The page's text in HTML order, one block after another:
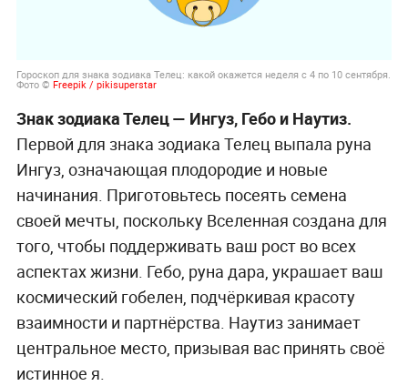
Гороскоп для знака зодиака Телец: какой окажется неделя с 4 по 10 сентября.
Фото © Freepik / pikisuperstar
Знак зодиака Телец— Ингуз, Гебо и Наутиз.
Первой для знака зодиака Телец выпала руна
Ингуз, означающая плодородие и новые
начинания. Приготовьтесь посеять семена
своей мечты, поскольку Вселенная создана для
того, чтобы поддерживать ваш рост во всех
аспектах жизни. Гебо, руна дара, украшает ваш
космический гобелен, подчёркивая красоту
взаимности и партнёрства. Наутиз занимает
центральное место, призывая вас принять своё
истинное я.